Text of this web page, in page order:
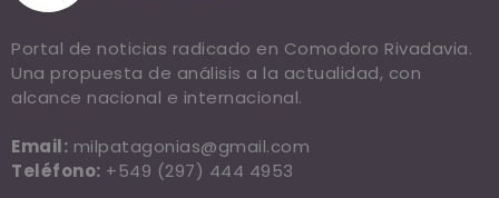
Portal de noticias radicado en Comodoro Rivadavia.
Una propuesta de análisis a la actualidad, con
alcance nacional e internacional.
Email: milpatagonias@gmail.com
Teléfono: +549 (297) 444 4953